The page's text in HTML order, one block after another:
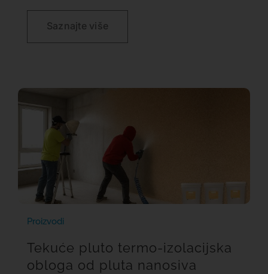
Saznajte više
Proizvodi
Tekuće pluto termo-izolacijska
obloga od pluta nanosiva